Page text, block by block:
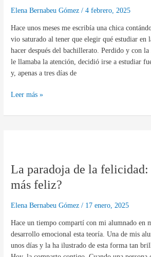
Elena Bernabeu Gómez/4 febrero, 2025
Hace unos meses me escribía una chica
vio saturado al tener que elegir qué estudiar en
hacer después del bachillerato. Perdido y con la
le llamaba la atención, decidió irse a estudiar
y, apenas a tres días de
Emprender
Esencia
Leer más »
La paradoja de la felicidad:
más feliz?
Elena Bernabeu Gómez/ 17 enero, 2025
Hace un tiempo compartí con mi alumnado en
desarrollo emocional esta teoría. Una de mis
unos días y la ha ilustrado de esta forma tan
de
felicidad:
¿Quién
más
feliz?